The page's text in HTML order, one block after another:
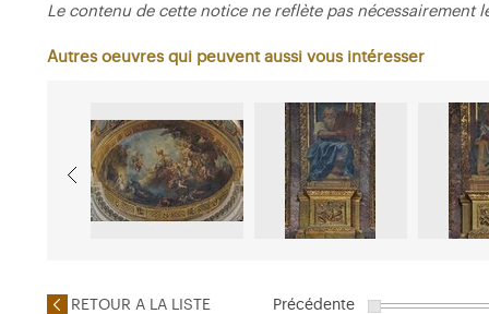
Le contenu de cette notice ne reflète pas nécessairement
Autres oeuvres qui peuvent aussi vous intéresser
RETOUR A LA LISTE Précédente